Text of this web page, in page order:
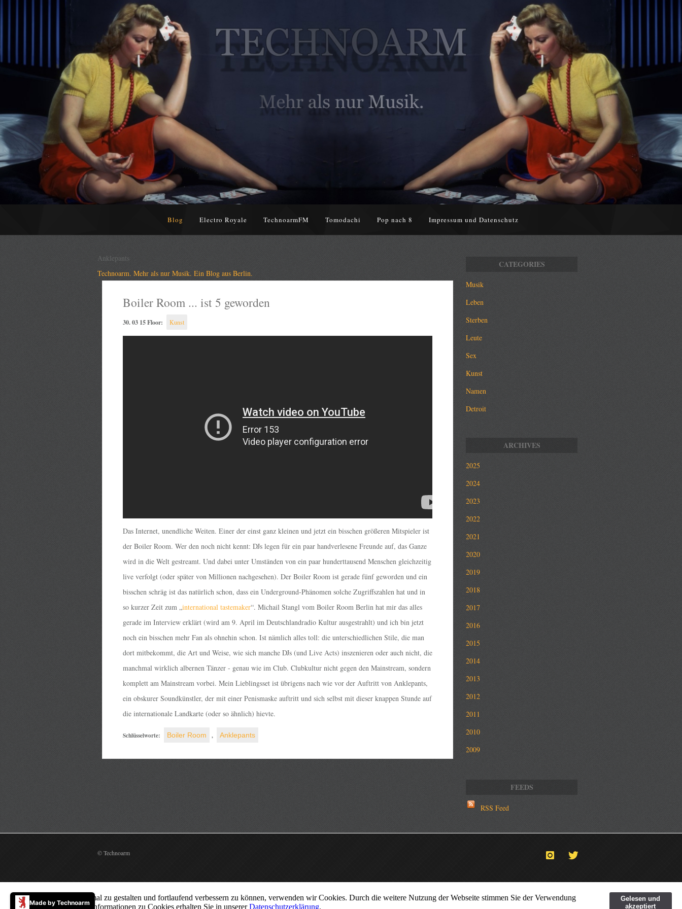
Blog Electro Royale TechnoarmFM Tomodachi Pop nach 8 Impressum und Datenschutz
Anklepants
Technoarm. Mehr als nur Musik. Ein Blog aus Berlin.
Boiler Room ... ist 5 geworden
30. 03 15 Floor: Kunst
Das Internet, unendliche Weiten. Einer der einst ganz kleinen und jetzt ein bisschen größeren Mitspieler ist
der Boiler Room. Wer den noch nicht kennt: DJs legen für ein paar handverlesene Freunde auf, das Ganze
wird in die Welt gestreamt. Und dabei unter Umständen von ein paar hunderttausend Menschen gleichzeitig
live verfolgt (oder später von Millionen nachgesehen). Der Boiler Room ist gerade fünf geworden und ein
bisschen schräg ist das natürlich schon, dass ein Underground-Phänomen solche Zugriffszahlen hat und in
so kurzer Zeit zum „international tastemaker“. Michail Stangl vom Boiler Room Berlin hat mir das alles
gerade im Interview erklärt (wird am 9. April im Deutschlandradio Kultur ausgestrahlt) und ich bin jetzt
noch ein bisschen mehr Fan als ohnehin schon. Ist nämlich alles toll: die unterschiedlichen Stile, die man
dort mitbekommt, die Art und Weise, wie sich manche DJs (und Live Acts) inszenieren oder auch nicht, die
manchmal wirklich albernen Tänzer - genau wie im Club. Clubkultur nicht gegen den Mainstream, sondern
komplett am Mainstream vorbei. Mein Lieblingsset ist übrigens nach wie vor der Auftritt von Anklepants,
ein obskurer Soundkünstler, der mit einer Penismaske auftritt und sich selbst mit dieser knappen Stunde auf
die internationale Landkarte (oder so ähnlich) hievte.
Schlüsselworte: Boiler Room , Anklepants
Musik
Leben
Sterben
Leute
Sex
Kunst
Namen
Detroit
2025
2024
2023
2022
2021
2020
2019
2018
2017
2016
2015
2014
2013
2012
2011
2010
2009
RSS Feed
© Technoarm
Um unsere Webseite optimal zu gestalten und fortlaufend verbessern zu können, verwenden wir Cookies. Durch die weitere Nutzung der Webseite stimmen Sie der Verwendung
von Cookies zu. Weitere Informationen zu Cookies erhalten Sie in unsererDatenschutzerklärung.
Gelesen und
akzeptiert
Made by Technoarm